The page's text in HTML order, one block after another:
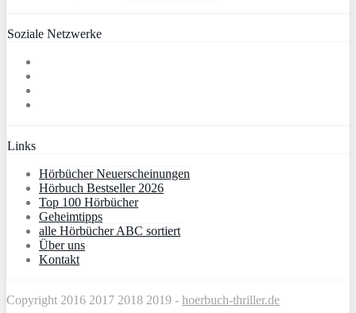
Soziale Netzwerke
Links
Hörbücher Neuerscheinungen
Hörbuch Bestseller 2026
Top 100 Hörbücher
Geheimtipps
alle Hörbücher ABC sortiert
Über uns
Kontakt
Copyright 2016 2017 2018 2019 - hoerbuch-thriller.de